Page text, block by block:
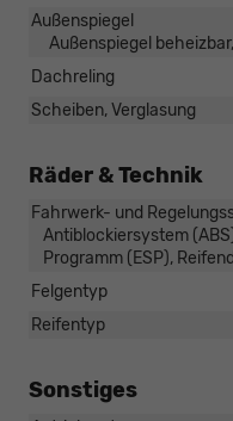
Außenspiegel
Außenspiegel
Dachreling
Scheiben, Verglasung
Räder & Technik
Fahrwerk- und
Antiblockiersystem
Programm (ESP),
Felgentyp
Reifentyp
Sonstiges